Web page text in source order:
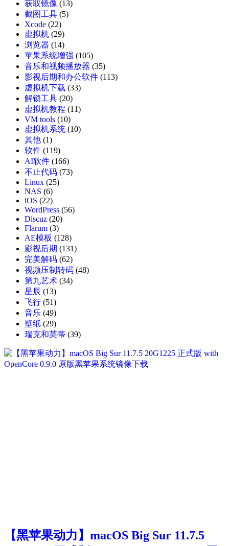
获取镜像 (13)
截图工具 (5)
Xcode (22)
虚拟机 (29)
浏览器 (14)
苹果系统增强 (105)
音乐和视频播放器 (35)
影视后期和办公软件 (113)
虚拟机下载 (33)
解锁工具 (20)
虚拟机教程 (11)
VM tools (10)
虚拟机系统 (10)
其他 (1)
软件 (119)
AI软件 (166)
不止代码 (73)
Linux (25)
NAS (6)
iOS (22)
WordPress (56)
Discuz (20)
Flarum (3)
AE模板 (128)
影视后期 (131)
完美解码 (62)
视频压制转码 (48)
第九艺术 (34)
星辰 (13)
飞行 (51)
音乐 (49)
壁纸 (29)
瑞克和莫蒂 (39)
【黑苹果动力】macOS Big Sur 11.7.5